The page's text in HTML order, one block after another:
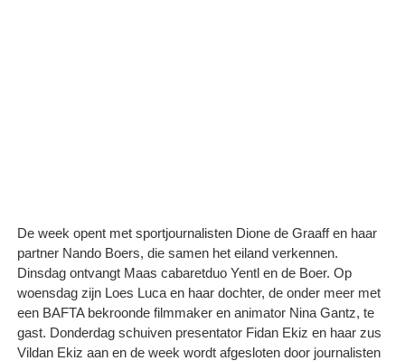
De week opent met sportjournalisten Dione de Graaff en haar
partner Nando Boers, die samen het eiland verkennen.
Dinsdag ontvangt Maas cabaretduo Yentl en de Boer. Op
woensdag zijn Loes Luca en haar dochter, de onder meer met
een BAFTA bekroonde filmmaker en animator Nina Gantz, te
gast. Donderdag schuiven presentator Fidan Ekiz en haar zus
Vildan Ekiz aan en de week wordt afgesloten door journalisten